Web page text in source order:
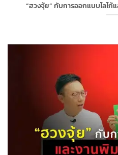
“ฮวงจุ้ย” กับการออกแบบโลโ